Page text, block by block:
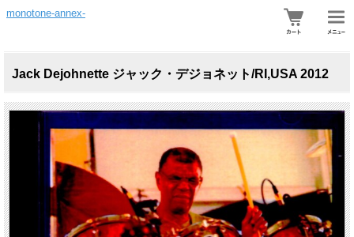
monotone-annex-
Jack Dejohnette ジャック・デジョネット/RI,USA 2012